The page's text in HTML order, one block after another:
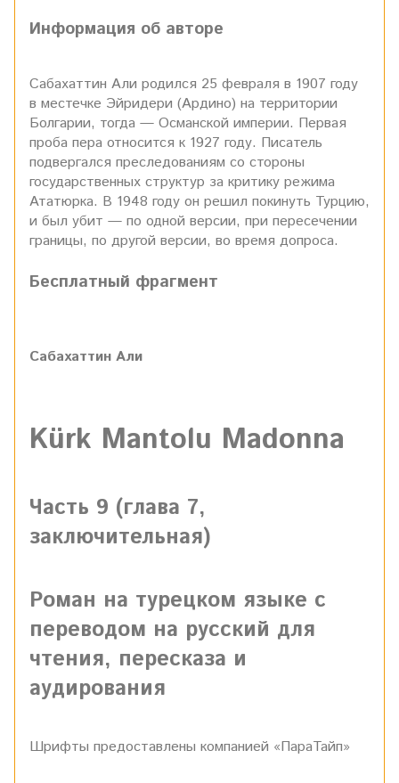
Информация об авторе
Сабахаттин Али родился 25 февраля в 1907 году
в местечке Эйридери (Ардино) на территории
Болгарии, тогда — Османской империи. Первая
проба пера относится к 1927 году. Писатель
подвергался преследованиям со стороны
государственных структур за критику режима
Ататюрка. В 1948 году он решил покинуть Турцию,
и был убит — по одной версии, при пересечении
границы, по другой версии, во время допроса.
Бесплатный фрагмент
Сабахаттин Али
Kürk Mantolu Madonna
Часть 9 (глава 7,
заключительная)
Роман на турецком языке с
переводом на русский для
чтения, пересказа и
аудирования
Шрифты предоставлены компанией «ПараТайп»